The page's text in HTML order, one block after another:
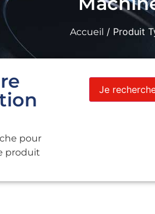
Accueil / Produit
pour
produit
Je